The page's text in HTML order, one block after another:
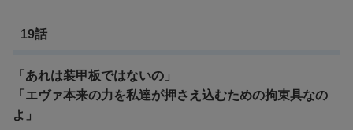
19話
「あれは装甲板ではないの」
「エヴァ本来の力を私達が押さえ込むための拘束具なの
よ」